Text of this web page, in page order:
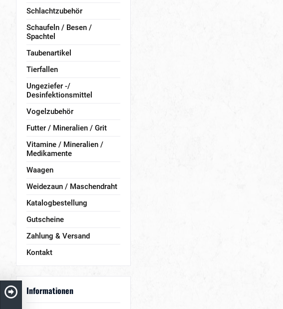
Schlachtzubehör
Schaufeln / Besen /
Spachtel
Taubenartikel
Tierfallen
Ungeziefer -/
Desinfektionsmittel
Vogelzubehör
Futter / Mineralien / Grit
Vitamine / Mineralien /
Medikamente
Waagen
Weidezaun / Maschendraht
Katalogbestellung
Gutscheine
Zahlung & Versand
Kontakt
Informationen